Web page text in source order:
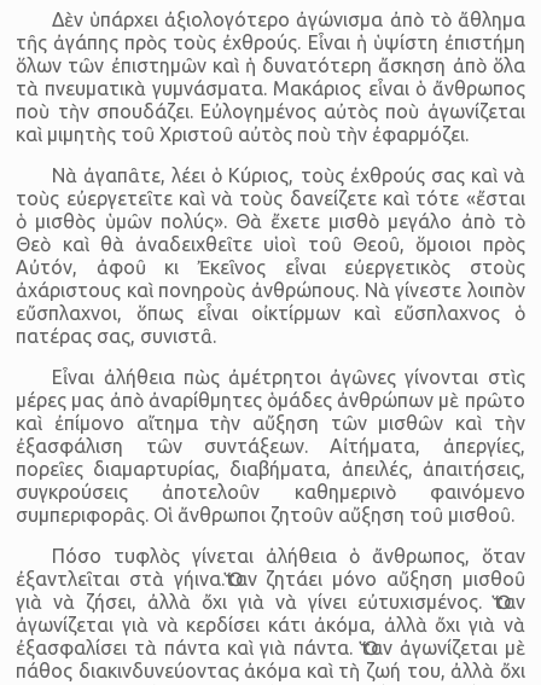
Δὲν ὑπάρχει ἀξιολογότερο ἀγώνισμα ἀπὸ τὸ ἄθλημα
τῆς ἀγάπης πρὸς τοὺς ἐχθρούς. Εἶναι ἡ ὑψίστη ἐπιστήμη
ὅλων τῶν ἐπιστημῶν καὶ ἡ δυνατότερη ἄσκηση ἀπὸ ὅλα
τὰ πνευματικὰ γυμνάσματα. Μακάριος εἶναι ὁ ἄνθρωπος
ποὺ τὴν σπουδάζει. Εὐλογημένος αὐτὸς ποὺ ἀγωνίζεται
καὶ μιμητὴς τοῦ Χριστοῦ αὐτὸς ποὺ τὴν ἐφαρμόζει.
Νὰ ἀγαπᾶτε, λέει ὁ Κύριος, τοὺς ἐχθρούς σας καὶ νὰ
τοὺς εὐεργετεῖτε καὶ νὰ τοὺς δανείζετε καὶ τότε «ἔσται
ὁ μισθὸς ὑμῶν πολύς». Θὰ ἔχετε μισθὸ μεγάλο ἀπὸ τὸ
Θεὸ καὶ θὰ ἀναδειχθεῖτε υἱοὶ τοῦ Θεοῦ, ὅμοιοι πρὸς
Αὐτόν, ἀφοῦ κι Ἐκεῖνος εἶναι εὐεργετικὸς στοὺς
ἀχάριστους καὶ πονηροὺς ἀνθρώπους. Νὰ γίνεστε λοιπὸν
εὔσπλαχνοι, ὅπως εἶναι οἰκτίρμων καὶ εὔσπλαχνος ὁ
πατέρας σας, συνιστᾶ.
Εἶναι ἀλήθεια πὼς ἀμέτρητοι ἀγῶνες γίνονται στὶς
μέρες μας ἀπὸ ἀναρίθμητες ὁμάδες ἀνθρώπων μὲ πρῶτο
καὶ ἐπίμονο αἴτημα τὴν αὔξηση τῶν μισθῶν καὶ τὴν
ἐξασφάλιση τῶν συντάξεων. Αἰτήματα, ἀπεργίες,
πορεῖες διαμαρτυρίας, διαβήματα, ἀπειλές, ἀπαιτήσεις,
συγκρούσεις ἀποτελοῦν καθημερινὸ φαινόμενο
συμπεριφορᾶς. Οἱ ἄνθρωποι ζητοῦν αὔξηση τοῦ μισθοῦ.
Πόσο τυφλὸς γίνεται ἀλήθεια ὁ ἄνθρωπος, ὅταν
ἐξαντλεῖται στὰ γήινα.Ὅταν ζητάει μόνο αὔξηση μισθοῦ
γιὰ νὰ ζήσει, ἀλλὰ ὄχι γιὰ νὰ γίνει εὐτυχισμένος. Ὅταν
ἀγωνίζεται γιὰ νὰ κερδίσει κάτι ἀκόμα, ἀλλὰ ὄχι γιὰ νὰ
ἐξασφαλίσει τὰ πάντα καὶ γιὰ πάντα. Ὅταν ἀγωνίζεται μὲ
πάθος διακινδυνεύοντας ἀκόμα καὶ τὴ ζωή του, ἀλλὰ ὄχι